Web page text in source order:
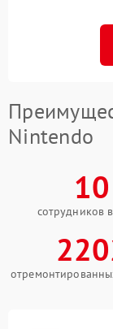
Nintendo
10
сотрудников